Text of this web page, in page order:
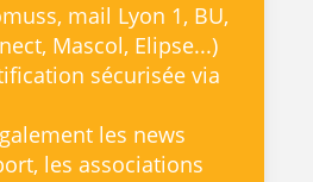
mail Lyon 1, BU,
Mascol, Elipse...)
sécurisée via
les news
les associations